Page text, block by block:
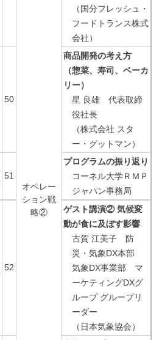
オペレー
ション戦
略②
（国分フレッシュ・
フードトランス株式
会社）
50
商品開発の考え方
（惣菜、寿司、ベーカ
リー）
星 良雄 代表取締
役社長
（株式会社 スタ
ー・グットマン）
51
プログラムの振り返り
コーネル大学ＲＭＰ
ジャパン事務局
52
ゲスト講演② 気候変
動が食に及ぼす影響
古賀 江美子 防
災・気象DX本部
気象DX事業部 マ
ーケティングDXグ
ループ グループリ
ーダー
（日本気象協会）